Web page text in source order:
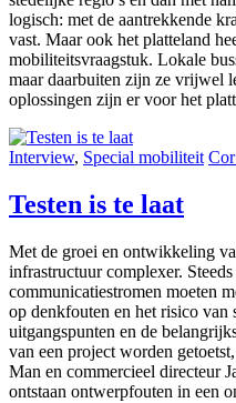
logisch: met de aantrekkende
vast. Maar ook het platteland
mobiliteitsvraagstuk. Lokale
maar daarbuiten zijn ze vrijwel
oplossingen zijn er voor het
Interview, Special mobiliteit
Testen is te laat
Met de groei en ontwikkeling
infrastructuur complexer.
communicatiestromen moeten
op denkfouten en het risico van
uitgangspunten en de
van een project worden
Man en commercieel directeur
ontstaan ontwerpfouten in een